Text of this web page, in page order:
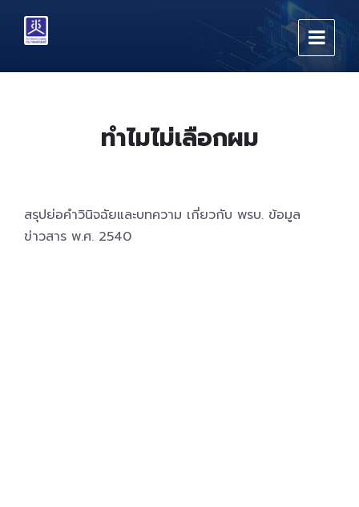
content
main
footer
ทำไมไม่เลือกผม
สรุปย่อคำวินิจฉัยและบทความ เกี่ยวกับ พรบ. ข้อมูล
ข่าวสาร พ.ศ. 2540